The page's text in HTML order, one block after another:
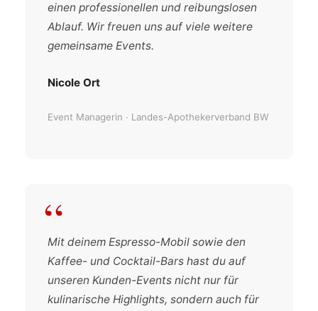
einen professionellen und reibungslosen
Ablauf. Wir freuen uns auf viele weitere
gemeinsame Events.
Nicole Ort
Event Managerin · Landes-Apothekerverband BW
“
Mit deinem Espresso-Mobil sowie den
Kaffee- und Cocktail-Bars hast du auf
unseren Kunden-Events nicht nur für
kulinarische Highlights, sondern auch für